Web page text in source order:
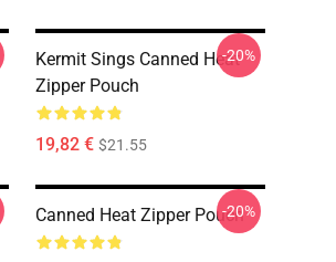
Kermit Sings Canned Heat
Zipper Pouch
19,82 € $21.55
-20%
Canned Heat Zipper Pouch
-20%